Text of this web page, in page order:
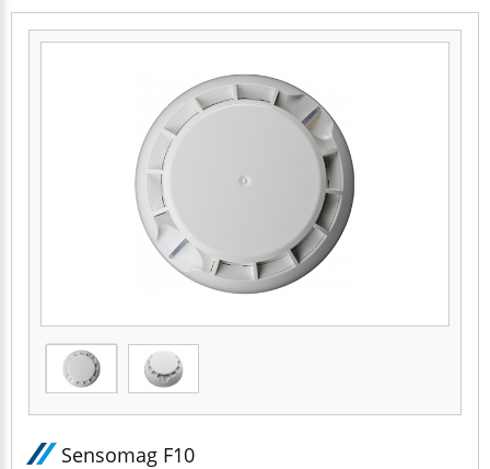
Sensomag F10